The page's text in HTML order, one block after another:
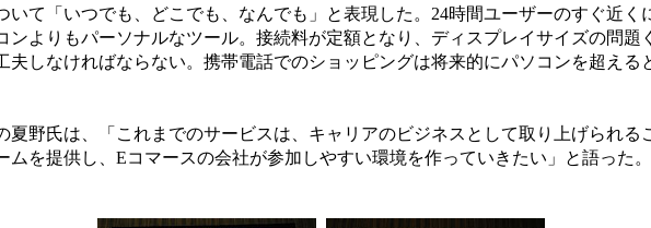
いて「いつでも、どこでも、なんでも」と表現した。24時間ユーザーのすぐ近く
ンよりもパーソナルなツール。接続料が定額となり、ディスプレイサイズの問題
夫しなければならない。携帯電話でのショッピングは将来的にパソコンを超える
野氏は、「これまでのサービスは、キャリアのビジネスとして取り上げられる
ムを提供し、Eコマースの会社が参加しやすい環境を作っていきたい」と語った。